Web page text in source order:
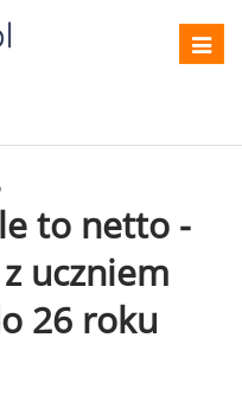
to netto -
uczniem
26 roku